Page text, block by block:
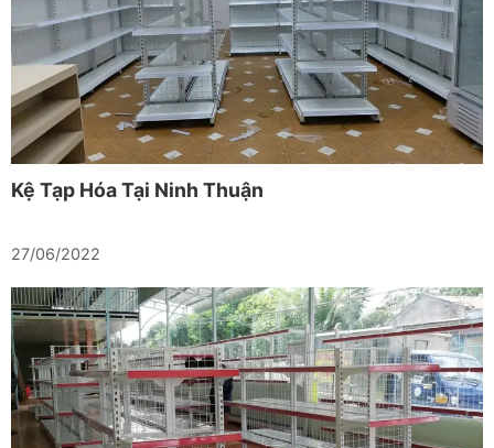
Kệ Tạp Hóa Tại Ninh Thuận
27/06/2022